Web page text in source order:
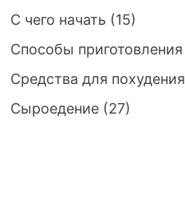
С чего начать (15)
Способы приготовления
Средства для похудения
Сыроедение(27)